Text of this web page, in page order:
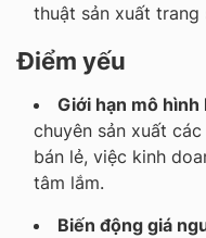
thuật sản xuất
Điểm yếu
Giới hạn mô hình
chuyên sản xuất
bán lẻ, việc kinh
tâm lắm.
Biến động giá